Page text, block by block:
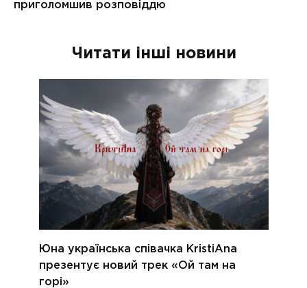
Читати інші новини
Юна українська співачка KristiAna
презентує новий трек «Ой там на
горі»